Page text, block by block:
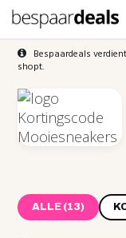
Bespaardeals
shopt.
ALLE (13)